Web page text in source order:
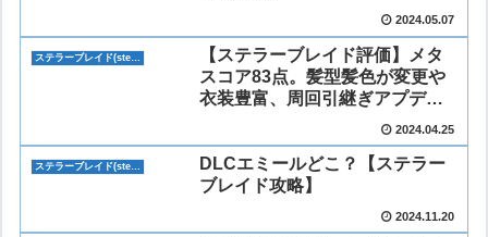
2024.05.07
ステラーブレイド(stellar blade)
【ステラーブレイド評価】メタ
スコア83点。髪型髪色が変更や
衣装豊富、周回引継ぎアプデで
2024.04.25
ステラーブレイド(stellar blade)
DLCエミールどこ？【ステラー
ブレイド攻略】
2024.11.20